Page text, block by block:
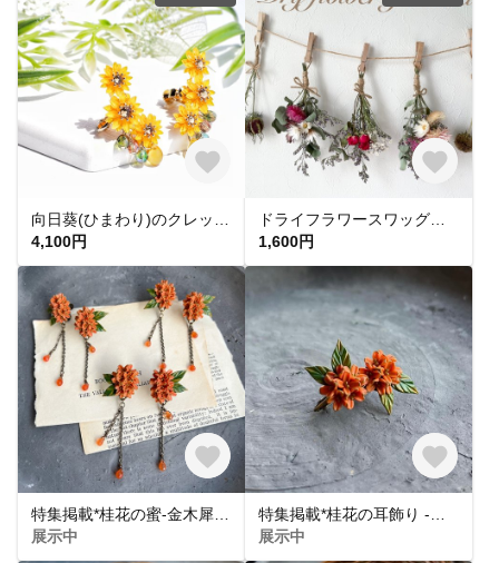
4,100円
1,600円
展示中
展示中